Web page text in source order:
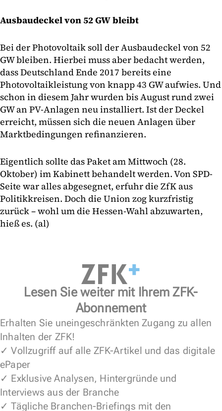
Ausbaudeckel von 52 GW bleibt
Bei der Photovoltaik soll der Ausbaudeckel von 52
GW bleiben. Hierbei muss aber bedacht werden,
dass Deutschland Ende 2017 bereits eine
Photovoltaikleistung von knapp 43 GW aufwies. Und
schon in diesem Jahr wurden bis August rund zwei
GW an PV-Anlagen neu installiert. Ist der Deckel
erreicht, müssen sich die neuen Anlagen über
Marktbedingungen refinanzieren.
Eigentlich sollte das Paket am Mittwoch (28.
Oktober) im Kabinett behandelt werden. Von SPD-
Seite war alles abgesegnet, erfuhr die ZfK aus
Politikkreisen. Doch die Union zog kurzfristig
zurück – wohl um die Hessen-Wahl abzuwarten,
hieß es. (al)
Lesen Sie weiter mit Ihrem ZFK-
Abonnement
Erhalten Sie uneingeschränkten Zugang zu allen
Inhalten der ZFK!
✓ Vollzugriff auf alle ZFK-Artikel und das digitale
ePaper
✓ Exklusive Analysen, Hintergründe und
Interviews aus der Branche
✓ Tägliche Branchen-Briefings mit den